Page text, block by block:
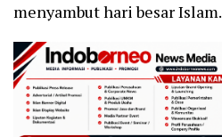
menyambut hari besar Islam.